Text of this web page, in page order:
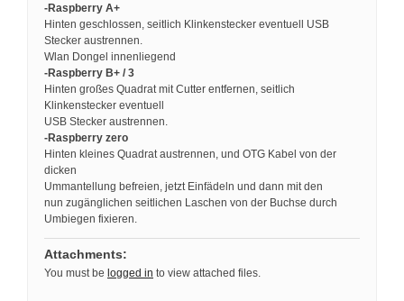
-Raspberry A+
Hinten geschlossen, seitlich Klinkenstecker eventuell USB
Stecker austrennen.
Wlan Dongel innenliegend
-Raspberry B+ / 3
Hinten großes Quadrat mit Cutter entfernen, seitlich
Klinkenstecker eventuell
USB Stecker austrennen.
-Raspberry zero
Hinten kleines Quadrat austrennen, und OTG Kabel von der
dicken
Ummantellung befreien, jetzt Einfädeln und dann mit den
nun zugänglichen seitlichen Laschen von der Buchse durch
Umbiegen fixieren.
Attachments:
You must be logged in to view attached files.